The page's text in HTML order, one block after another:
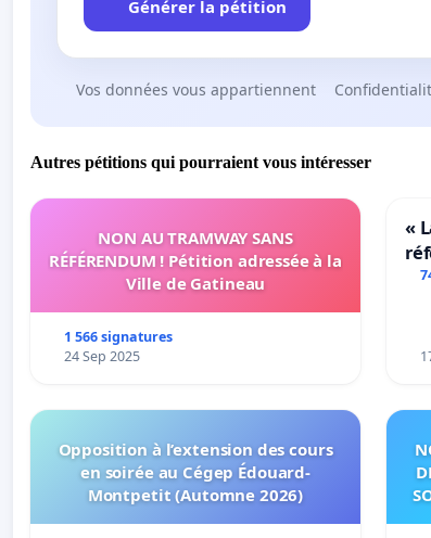
Générer la pétition
Vos données vous appartiennent
Autres pétitions qui pourraient vous intéresser
NON AU TRAMWAY SANS
RÉFÉRENDUM ! Pétition adressée à la
Ville de Gatineau
1 566 signatures
24 Sep 2025
«
Opposition à l’extension des cours
en soirée au Cégep Édouard-
Montpetit (Automne 2026)